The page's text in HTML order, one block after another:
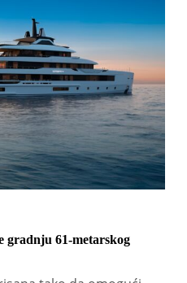
gradnju 61-metarskog